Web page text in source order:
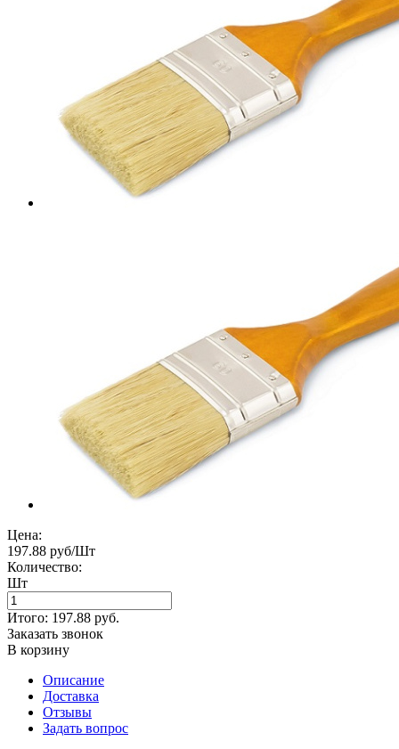
Цена:
197.88 руб/Шт
Количество:
Шт
Итого: 197.88 руб.
Заказать звонок
В корзину
Описание
Доставка
Отзывы
Задать вопрос